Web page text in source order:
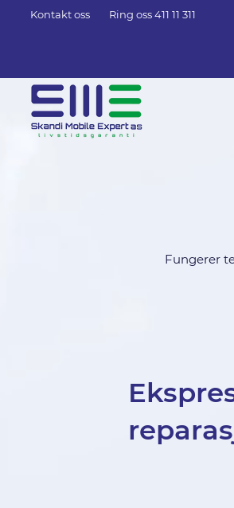
Kontakt oss Ring oss 411 11 311
Fungerer